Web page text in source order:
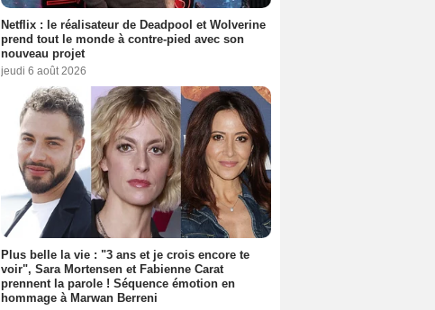
Netflix : le réalisateur de Deadpool et Wolverine
prend tout le monde à contre-pied avec son
nouveau projet
jeudi 6 août 2026
Plus belle la vie : "3 ans et je crois encore te
voir", Sara Mortensen et Fabienne Carat
prennent la parole ! Séquence émotion en
hommage à Marwan Berreni